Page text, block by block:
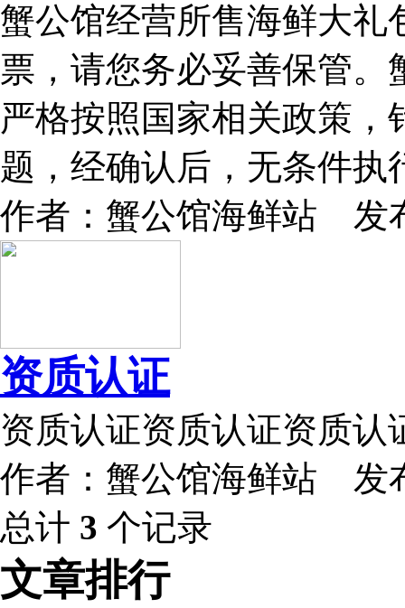
蟹公馆经营所售海鲜大礼
票，请您务必妥善保管
严格按照国家相关政策
题，经确认后，无条件执
作者：蟹公馆海鲜站 发
资质认证
资质认证资质认证资质认
作者：蟹公馆海鲜站 发
总计 3 个记录
文章排行